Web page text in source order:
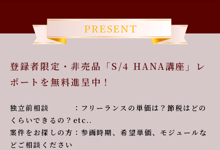
登録者限定・非売品「S/4 HANA講座」レ
ポートを無料進呈中！
独立前相談 ：フリーランスの単価は？節税はどの
くらいできるの？etc..
案件をお探しの方：参画時期、希望単価、モジュールな
どご相談ください